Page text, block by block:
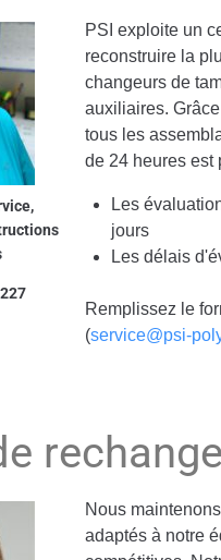
PSI exploite un
reconstruire la
changeurs de
auxiliaires.
tous les
de 24 heures est
Les
jours
Les délais
Remplissez le
(service@psi-
Nous
adaptés à notre